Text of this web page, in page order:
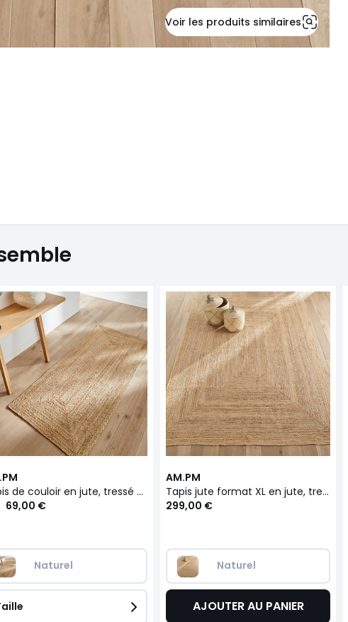
Voir les produits similaires
Tapis de couloir en jute, tressé main, Hempy
69,00 €
Naturel
AM.PM
Tapis jute format XL en jute, tressé main, Hempy
299,00 €
Naturel
AJOUTER AU PANIER